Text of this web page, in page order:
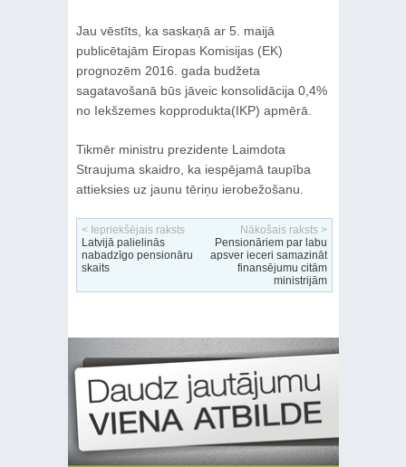
Jau vēstīts, ka saskaņā ar 5. maijā
publicētajām Eiropas Komisijas (EK)
prognozēm 2016. gada budžeta
sagatavošanā būs jāveic konsolidācija 0,4%
no Iekšzemes kopprodukta(IKP) apmērā.
Tikmēr ministru prezidente Laimdota
Straujuma skaidro, ka iespējamā taupība
attieksies uz jaunu tēriņu ierobežošanu.
< Iepriekšējais raksts
Latvijā palielinās
nabadzīgo pensionāru
skaits
Nākošais raksts >
Pensionāriem par labu
apsver ieceri samazināt
finansējumu citām
ministrijām